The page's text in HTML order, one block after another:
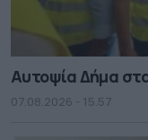
Αυτοψία Δήμα
07.08.2026 - 15.57